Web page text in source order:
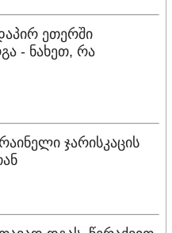
ეთერში
- ნახეთ, რა
ჯარისკაცის